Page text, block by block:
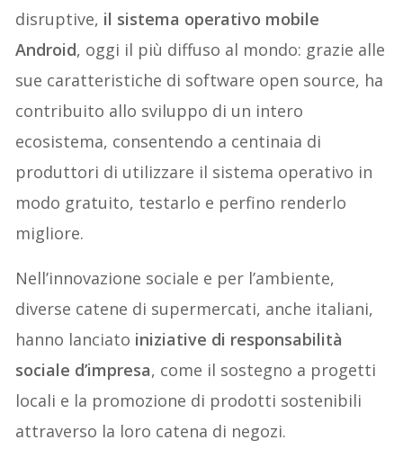
disruptive, il sistema operativo mobile
Android, oggi il più diffuso al mondo: grazie alle
sue caratteristiche di software open source, ha
contribuito allo sviluppo di un intero
ecosistema, consentendo a centinaia di
produttori di utilizzare il sistema operativo in
modo gratuito, testarlo e perfino renderlo
migliore.
Nell’innovazione sociale e per l’ambiente,
diverse catene di supermercati, anche italiani,
hanno lanciato iniziative di responsabilità
sociale d’impresa, come il sostegno a progetti
locali e la promozione di prodotti sostenibili
attraverso la loro catena di negozi.